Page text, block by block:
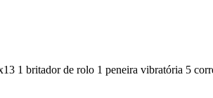
1 britador de rolo 1 peneira vibratória 5